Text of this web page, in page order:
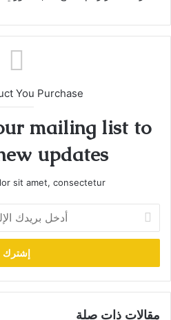
You Purchase
mailing list to
updates!
sit amet, consectetur.
بريدك
الإلكتروني
مقالات ذات صلة